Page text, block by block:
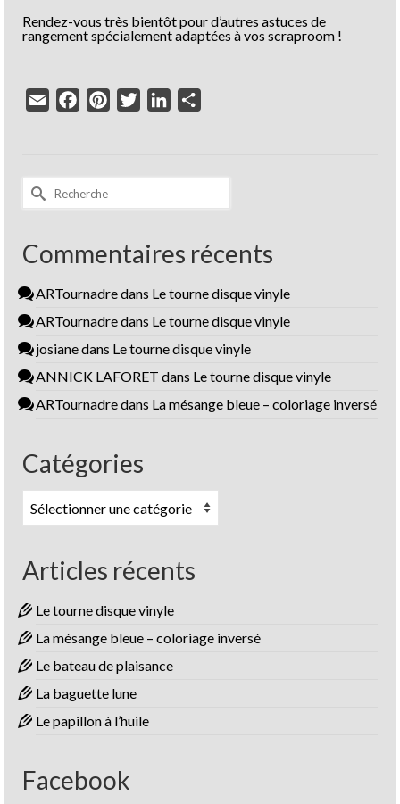
Rendez-vous très bientôt pour d’autres astuces de
rangement spécialement adaptées à vos scraproom !
Email FacebookPinterestTwitterLinkedIn
Rechercher :
Commentaires récents
ARTournadredans Le tourne disque vinyle
ARTournadredans Le tourne disque vinyle
josianedans Le tourne disque vinyle
ANNICK LAFORET dans Le tourne disque vinyle
ARTournadredans La mésange bleue – coloriage inversé
Catégories
Catégories
Articles récents
Le tourne disque vinyle
La mésange bleue – coloriage inversé
Le bateau de plaisance
La baguette lune
Le papillon à l’huile
Facebook